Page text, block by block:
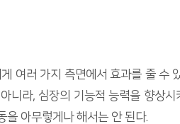
여러 가지 측면에서 효과를 줄 수
니라, 심장의 기능적 능력을 향상
을 아무렇게나 해서는 안 된다.